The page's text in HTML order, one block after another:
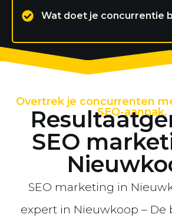
Wat doet je concurrentie
Overtrek je concurrenten
SEO-aanpak.
SEO
SEO marketing in
expert in Nieuwkoop –